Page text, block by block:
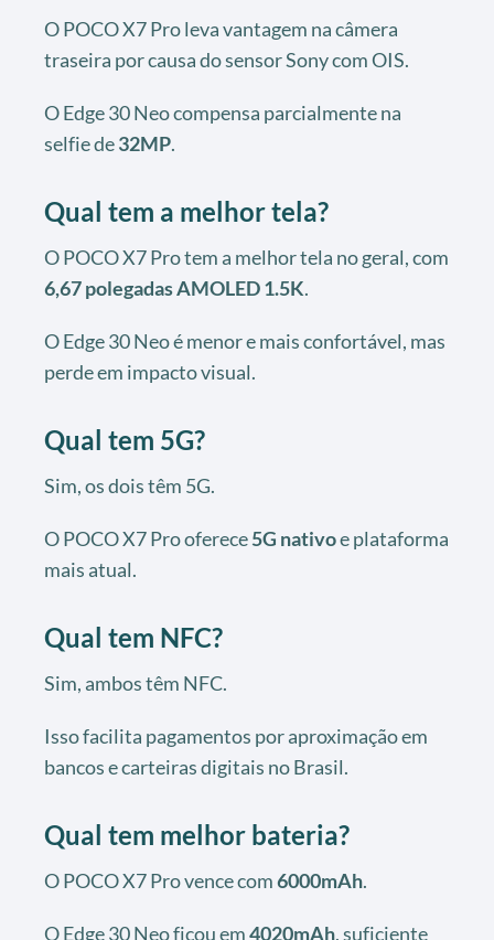
O POCO X7 Pro leva vantagem na câmera
traseira por causa do sensor Sony com OIS.
O Edge 30 Neo compensa parcialmente na
selfie de32MP.
Qual tem a melhor tela?
O POCO X7 Pro tem a melhor tela no geral, com
6,67 polegadas AMOLED 1.5K.
O Edge 30 Neo é menor e mais confortável, mas
perde em impacto visual.
Qual tem 5G?
Sim, os dois têm 5G.
O POCO X7 Pro oferece5G nativoe plataforma
mais atual.
Qual tem NFC?
Sim, ambos têm NFC.
Isso facilita pagamentos por aproximação em
bancos e carteiras digitais no Brasil.
Qual tem melhor bateria?
O POCO X7 Pro vence com6000mAh.
O Edge 30 Neo ficou em4020mAh, suficiente